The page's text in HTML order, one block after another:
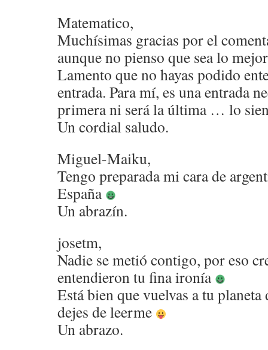
Matematico,
Muchísimas gracias por el
aunque no pienso que sea lo
Lamento que no hayas podido
entrada. Para mí, es una entrada
primera ni será la última … lo
Un cordial saludo.
Miguel-Maiku,
Tengo preparada mi cara de
España
Un abrazín.
josetm,
Nadie se metió contigo, por eso
entendieron tu fina ironía
Está bien que vuelvas a tu
dejes de leerme
Un abrazo.